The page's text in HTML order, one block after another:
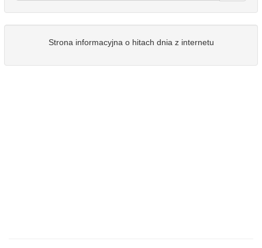
Strona informacyjna o hitach dnia z internetu